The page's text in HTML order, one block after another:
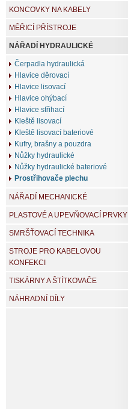
KONCOVKY NA KABELY
MĚŘICÍ PŘÍSTROJE
NÁŘADÍ HYDRAULICKÉ
Čerpadla hydraulická
Hlavice děrovací
Hlavice lisovací
Hlavice ohýbací
Hlavice střihací
Kleště lisovací
Kleště lisovací bateriové
Kufry, brašny a pouzdra
Nůžky hydraulické
Nůžky hydraulické bateriové
Prostřihovače plechu
NÁŘADÍ MECHANICKÉ
PLASTOVÉ A UPEVŇOVACÍ PRVKY
SMRŠŤOVACÍ TECHNIKA
STROJE PRO KABELOVOU
KONFEKCI
TISKÁRNY A ŠTÍTKOVAČE
NÁHRADNÍ DÍLY